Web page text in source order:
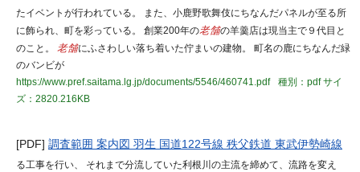
たイベントが行われている。 また、小鹿野歌舞伎にちなんだパネルが至る所
に飾られ、町を彩っている。 創業200年の老舗の羊羹店は現当主で９代目と
のこと。 老舗にふさわしい落ち着いた佇まいの建物。 町名の鹿にちなんだ緑
のバンビが
https://www.pref.saitama.lg.jp/documents/5546/460741.pdf
種別：pdfサイ
ズ：2820.216KB
[PDF] 調査範囲 案内図 羽生 国道122号線 秩父鉄道 東武伊勢崎線
る工事を行い、 それまで分流していた利根川の主流を締めて、流路を変え